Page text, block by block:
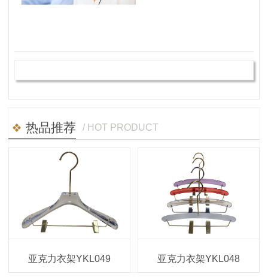
热品推荐 / HOT PRODUCT
亚克力衣架YKL049 亚克力衣架YKL048